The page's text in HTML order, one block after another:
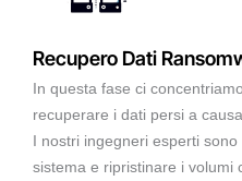
Recupero Dati
In questa fase ci
recuperare i dati persi a
I nostri ingegneri esperti
sistema e ripristinare i volumi